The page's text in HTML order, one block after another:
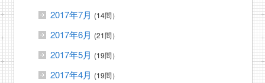
2017年7月 (14問）
2017年6月 (21問）
2017年5月 (19問）
2017年4月 (19問）